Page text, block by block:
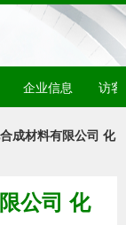
企业信息 访客
成材料有限公司 化
公司 化